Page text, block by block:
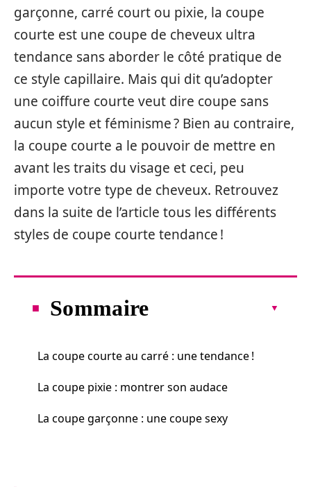
garçonne, carré court ou pixie, la coupe
courte est une coupe de cheveux ultra
tendance sans aborder le côté pratique de
ce style capillaire. Mais qui dit qu’adopter
une coiffure courte veut dire coupe sans
aucun style et féminisme ? Bien au contraire,
la coupe courte a le pouvoir de mettre en
avant les traits du visage et ceci, peu
importe votre type de cheveux. Retrouvez
dans la suite de l’article tous les différents
styles de coupe courte tendance !
Sommaire
La coupe courte au carré : une tendance !
La coupe pixie : montrer son audace
La coupe garçonne : une coupe sexy